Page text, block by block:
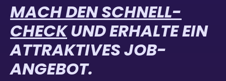
MACH DEN SCHNELL-
CHECK­UND ERHALTE EIN
ATTRAKTIVES JOB-
ANGEBOT.